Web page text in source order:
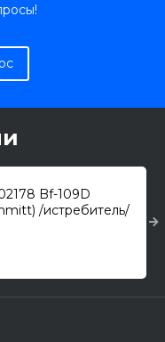
Bf-109D
/истребитель/